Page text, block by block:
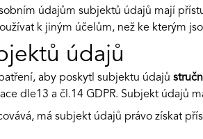
údajům subjektů údajů mají
k jiným účelům, než ke kterým
údajů
aby poskytl subjektu údajů
dle13 a čl.14 GDPR. Subjekt údajů
má subjekt údajů právo získat